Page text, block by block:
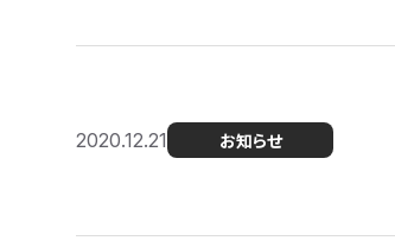
2020.12.21 お知らせ